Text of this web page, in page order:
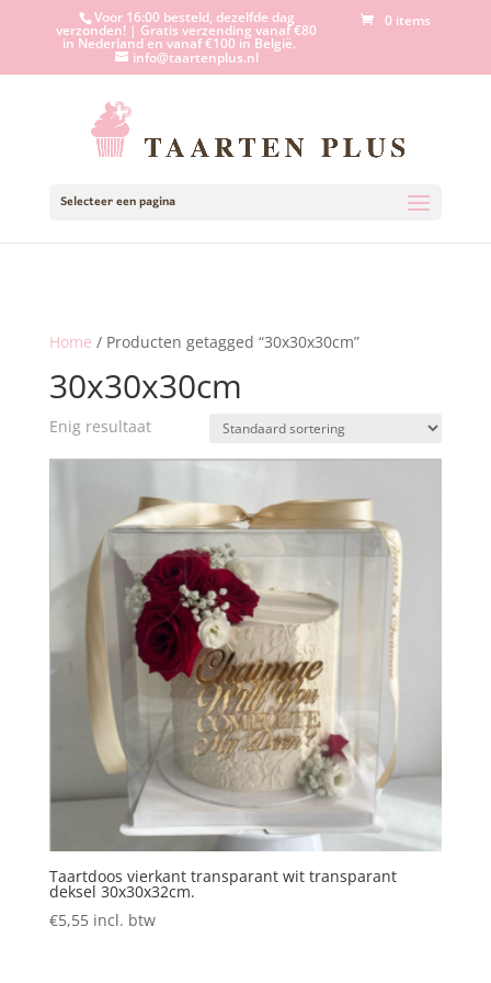
Voor 16:00 besteld, dezelfde dag
verzonden! | Gratis verzending vanaf €80
in Nederland en vanaf €100 in België.
info@taartenplus.nl
0 items
Selecteer een pagina
Home / Producten getagged “30x30x30cm”
30x30x30cm
Enig resultaat
Taartdoos vierkant transparant wit transparant
deksel 30x30x32cm.
€5,55 incl. btw